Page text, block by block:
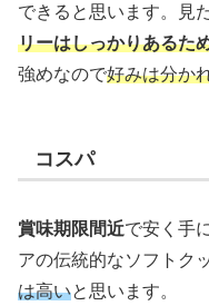
できると思います。見
リーはしっかりあるた
強めなので好みは分か
コスパ
賞味期限間近で安く手
アの伝統的なソフトク
は高いと思います。